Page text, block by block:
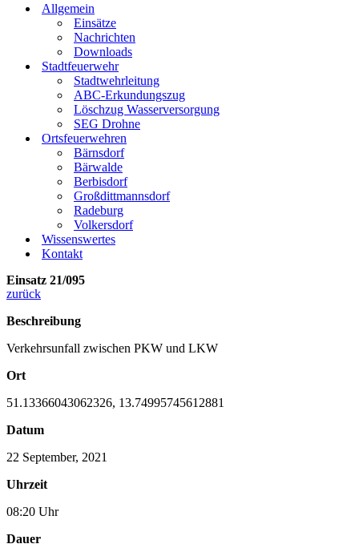
Allgemein
Einsätze
Nachrichten
Downloads
Stadtfeuerwehr
Stadtwehrleitung
ABC-Erkundungszug
Löschzug Wasserversorgung
SEG Drohne
Ortsfeuerwehren
Bärnsdorf
Bärwalde
Berbisdorf
Großdittmannsdorf
Radeburg
Volkersdorf
Wissenswertes
Kontakt
Einsatz 21/095
zurück
Beschreibung
Verkehrsunfall zwischen PKW und LKW
Ort
51.13366043062326, 13.74995745612881
Datum
22 September, 2021
Uhrzeit
08:20 Uhr
Dauer